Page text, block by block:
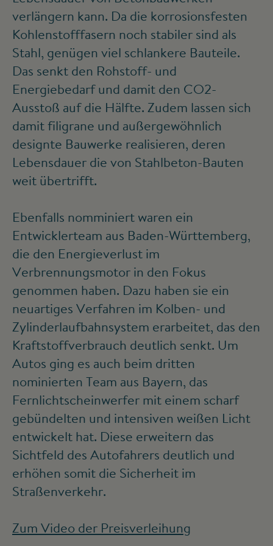
verlängern kann. Da die korrosionsfesten
Kohlenstofffasern noch stabiler sind als
Stahl, genügen viel schlankere Bauteile.
Das senkt den Rohstoff- und
Energiebedarf und damit den CO2-
Ausstoß auf die Hälfte. Zudem lassen sich
damit filigrane und außergewöhnlich
designte Bauwerke realisieren, deren
Lebensdauer die von Stahlbeton-Bauten
weit übertrifft.
Ebenfalls nomminiert waren ein
Entwicklerteam aus Baden-Württemberg,
die den Energieverlust im
Verbrennungsmotor in den Fokus
genommen haben. Dazu haben sie ein
neuartiges Verfahren im Kolben- und
Zylinderlaufbahnsystem erarbeitet, das den
Kraftstoffverbrauch deutlich senkt. Um
Autos ging es auch beim dritten
nominierten Team aus Bayern, das
Fernlichtscheinwerfer mit einem scharf
gebündelten und intensiven weißen Licht
entwickelt hat. Diese erweitern das
Sichtfeld des Autofahrers deutlich und
erhöhen somit die Sicherheit im
Straßenverkehr.
Zum Video der Preisverleihung